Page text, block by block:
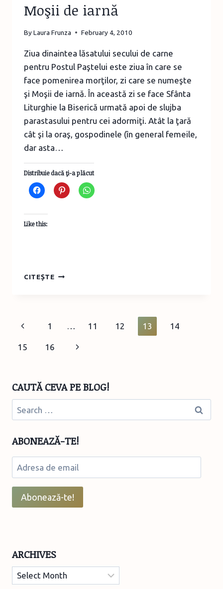
Moşii de iarnă
ByLaura Frunza February 4, 2010
Ziua dinaintea lăsatului secului de carne
pentru Postul Paştelui este ziua în care se
face pomenirea morţilor, zi care se numeşte
şi Moşii de iarnă. În această zi se face Sfânta
Liturghie la Biserică urmată apoi de slujba
parastasului pentru cei adormiţi. Atât la ţară
cât şi la oraş, gospodinele (în general femeile,
dar asta…
Distribuie dacă ţi-a plăcut
Like this:
CITEȘTEMOŞII
Page
navigation
Previous
Page
1 … 11 12 13 14
15 16
Next
CAUTĂ CEVA PE BLOG!
Search
for:
ABONEAZĂ-TE!
Adresa
de
email
Abonează-te!
ARCHIVES
Archives